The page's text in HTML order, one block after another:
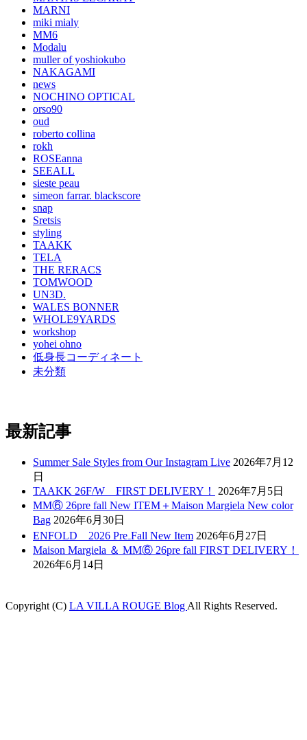
MARNI
miki mialy
MM6
Modalu
muller of yoshiokubo
NAKAGAMI
news
NOCHINO OPTICAL
orso90
oud
roberto collina
rokh
ROSEanna
SEEALL
sieste peau
simeon farrar. blackscore
snap
Sretsis
styling
TAAKK
TELA
THE RERACS
TOMWOOD
UN3D.
WALES BONNER
WHOLE9YARDS
workshop
yohei ohno
低身長コーディネート
未分類
最新記事
Summer Sale Styles from Our Instagram Live 2026年7月12
日
TAAKK 26F/W FIRST DELIVERY！
2026年7月5日
MM⑥ 26pre fall New ITEM＋Maison Margiela New color
Bag 2026年6月30日
ENFOLD 2026 Pre₋Fall New Item 2026年6月27日
Maison Margiela ＆ MM⑥ 26pre fall FIRST DELIVERY！
2026年6月14日
Copyright (C) LA VILLA ROUGE BlogAll Rights Reserved.